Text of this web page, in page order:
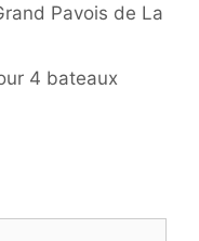
Pavois de La
4 bateaux